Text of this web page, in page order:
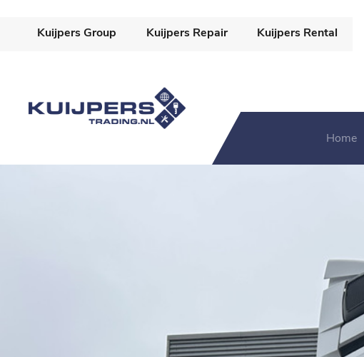
Kuijpers Group Kuijpers Repair Kuijpers Rental
Home